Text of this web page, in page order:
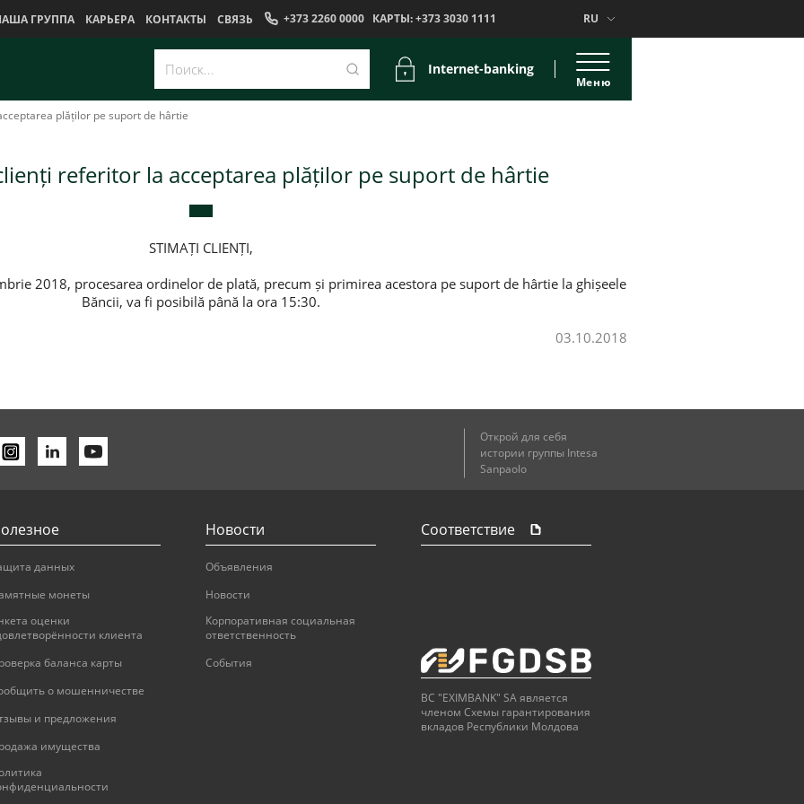
ГРУППА КАРЬЕРА КОНТАКТЫ CВЯЗЬ +373 2260 0000 КАРТЫ:+373 3030 1111 RU
Internet-banking
Меню
plăților pe suport de hârtie
referitor la acceptarea plăților pe suport de hârtie
STIMAȚI CLIENȚI,
2018, procesarea ordinelor de plată, precum și primirea acestora pe suport de hârtie la ghișeele
Băncii, va fi posibilă până la ora 15:30.
03.10.2018
Открой для себя
истории группы Intesa
Sanpaolo
данных
монеты
оценки
клиента
баланса карты
о мошенничестве
и предложения
имущества
Новости
Объявления
Новости
Корпоративная социальная
ответственность
События
Соответствие
BC "EXIMBANK" SA является
членом Схемы гарантирования
вкладов Республики Молдова